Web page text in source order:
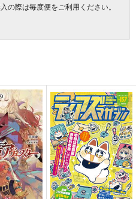
の際は毎度便をご利用ください。